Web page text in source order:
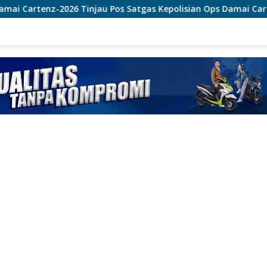
Pos Satgas Kepolisian Ops Damai Cartenz di Sinak, Perkuat